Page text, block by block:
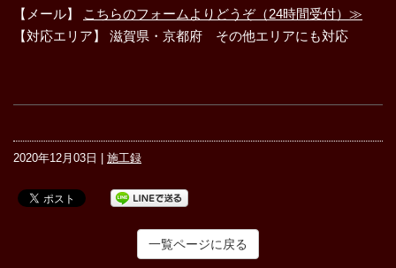
【メール】
こちらのフォームよりどうぞ（24時間受付）≫
【対応エリア】 滋賀県・京都府 その他エリアにも対応
2020年12月03日 | 施工録
一覧ページに戻る